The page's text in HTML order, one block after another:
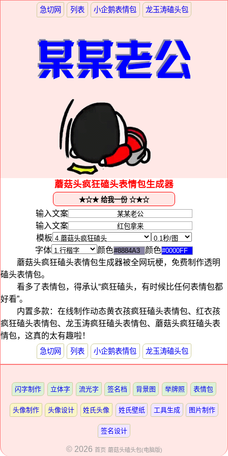
急切网 列表 小企鹅表情包 龙玉涛磕头包
蘑菇头疯狂磕头表情包生成器
输入文案
输入文案
模板
字体
颜色
颜色
蘑菇头疯狂磕头表情包生成器被全网玩梗，免费制作透明
磕头表情包。
看多了表情包，得承认“疯狂磕头，有时候比任何表情包都
好看”。
内置多款：在线制作动态黄衣孩疯狂磕头表情包、红衣孩
疯狂磕头表情包、龙玉涛疯狂磕头表情包、蘑菇头疯狂磕头表
情包，这真的太有趣啦！
急切网 列表 小企鹅表情包 龙玉涛磕头包
闪字制作 立体字 流光字 签名档 背景图 举牌照 表情包
头像制作 头像设计 姓氏头像 姓氏壁纸 工具生成 图片制作
签名设计
© 2026 首页 蘑菇头磕头包(电脑版)